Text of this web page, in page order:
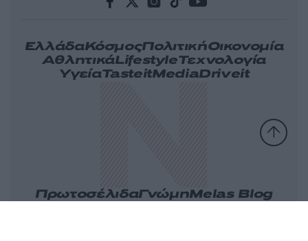
ΕλλάδαΚόσμοςΠολιτικήΟικονομία
ΑθλητικάLifestyleΤεχνολογία
ΥγείαTasteitMediaDriveit
ΠρωτοσέλιδαΓνώμηMelas Blog